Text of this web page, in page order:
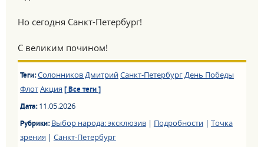
Но сегодня Санкт-Петербург!
С великим почином!
Теги:Солонников ДмитрийСанкт-ПетербургДень Победы
ФлотАкция [ Все теги ]
Дата:11.05.2026
Рубрики:Выбор народа: эксклюзив| Подробности| Точка
зрения | Санкт-Петербург